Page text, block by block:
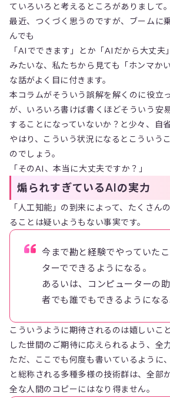
ていろいろと考えるところがありまして。
最近、つくづく思うのですが、ブームに
んでも
「AIでできます」とか「AIだから大丈夫」
みたいな、私たちから見ても「ホンマか
な話がよく目に付きます。
本コラムがそういう誤解を解くのに役立
が、いろいろ書けば書くほどそういう安
することになっていないか？と少々、自
やはり、こういう状況になるとこういう
のでしょう。
「そのAI、本当に大丈夫ですか？」
煽られすぎているAIの実力
「人工知能」の到来によって、たくさん
ることは疑いようもない事実です。
今まで勘と経験でやっていた
ターでできるようになる。
あるいは、コンピューターの
者でも誰でもできるようになる
こういうように期待されるのは嬉しいこ
した世間のご期待に応えられるよう、全
ただ、ここでも何度も書いているように
と総称される多種多様の技術群は、全部
全な人間のコピーにはなり得ません。